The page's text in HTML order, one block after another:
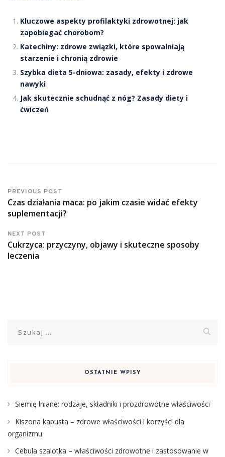
Kluczowe aspekty profilaktyki zdrowotnej: jak
zapobiegać chorobom?
Katechiny: zdrowe związki, które spowalniają
starzenie i chronią zdrowie
Szybka dieta 5-dniowa: zasady, efekty i zdrowe
nawyki
Jak skutecznie schudnąć z nóg? Zasady diety i
ćwiczeń
PREVIOUS POST
Czas działania maca: po jakim czasie widać efekty
suplementacji?
NEXT POST
Cukrzyca: przyczyny, objawy i skuteczne sposoby
leczenia
OSTATNIE WPISY
Siemię lniane: rodzaje, składniki i prozdrowotne właściwości
Kiszona kapusta – zdrowe właściwości i korzyści dla
organizmu
Cebula szalotka – właściwości zdrowotne i zastosowanie w